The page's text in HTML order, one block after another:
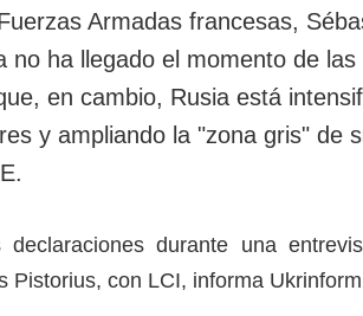
protección de datos
personales
Armadas francesas,
no ha llegado el momento de las
en cambio, Rusia está
y ampliando la "zona gris" de
declaraciones durante una
Pistorius, con LCI, informa